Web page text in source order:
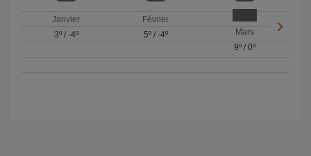
Janvier
3º/ -4º
Février
5º/ -4º
Mars
9º /0º